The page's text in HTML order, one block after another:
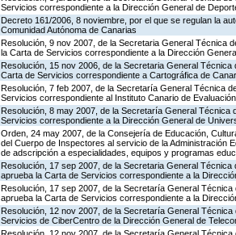
Servicios correspondiente a la Dirección General de
Decreto 161/2006, 8 noviembre, por el que se regulan la
Comunidad Autónoma de Canarias
Resolución, 9 nov 2007, de la Secretaria General Técnica
la Carta de Servicios correspondiente a la Dirección
Resolución, 15 nov 2006, de la Secretaria General
Carta de Servicios correspondiente a Cartográfica de
Resolución, 7 feb 2007, de la Secretaría General Técnica
Servicios correspondiente al Instituto Canario de
Resolución, 8 may 2007, de la Secretaría General
Servicios correspondiente a la Dirección General de
Orden, 24 may 2007, de la Consejería de Educación,
del Cuerpo de Inspectores al servicio de la Administración
de adscripción a especialidades, equipos y programas
Resolución, 17 sep 2007, de la Secretaria General
aprueba la Carta de Servicios correspondiente a la
Resolución, 17 sep 2007, de la Secretaría General
aprueba la Carta de Servicios correspondiente a la
Resolución, 12 nov 2007, de la Secretaría General
Servicios de CiberCentro de la Dirección General de